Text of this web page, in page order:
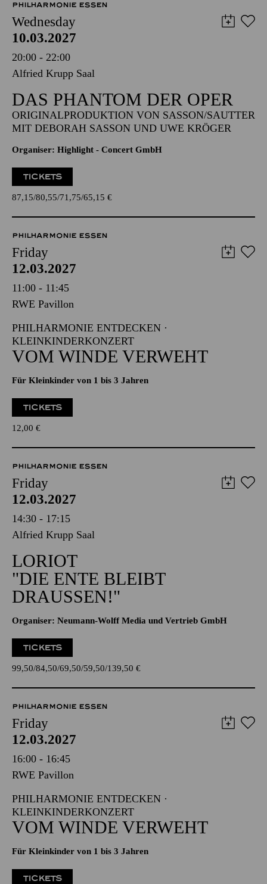
PHILHARMONIE ESSEN
Wednesday
10.03.2027
20:00 - 22:00
Alfried Krupp Saal
DAS PHANTOM DER OPER
ORIGINALPRODUKTION VON SASSON/SAUTTER
MIT DEBORAH SASSON UND UWE KRÖGER
Organiser: Highlight - Concert GmbH
TICKETS
87,15 80,55 71,75 65,15 €
PHILHARMONIE ESSEN
Friday
12.03.2027
11:00 - 11:45
RWE Pavillon
PHILHARMONIE ENTDECKEN ·
KLEINKINDERKONZERT
VOM WINDE VERWEHT
Für Kleinkinder von 1 bis 3 Jahren
TICKETS
12,00 €
PHILHARMONIE ESSEN
Friday
12.03.2027
14:30 - 17:15
Alfried Krupp Saal
LORIOT
"DIE ENTE BLEIBT
DRAUSSEN!"
Organiser: Neumann-Wolff Media und Vertrieb GmbH
TICKETS
99,50 84,50 69,50 59,50 139,50 €
PHILHARMONIE ESSEN
Friday
12.03.2027
16:00 - 16:45
RWE Pavillon
PHILHARMONIE ENTDECKEN ·
KLEINKINDERKONZERT
VOM WINDE VERWEHT
Für Kleinkinder von 1 bis 3 Jahren
TICKETS